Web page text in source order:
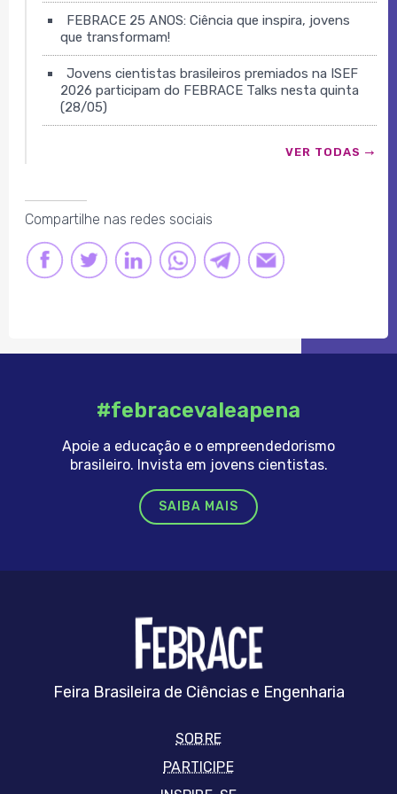
FEBRACE 25 ANOS: Ciência que inspira, jovens
que transformam!
Jovens cientistas brasileiros premiados na ISEF
2026 participam do FEBRACE Talks nesta quinta
(28/05)
VER TODAS
Compartilhe nas redes sociais
FACEBOOK
LINK
TWITTER
LINK
LINKEDIN
LINK
#febracevaleapena
Apoie a educação e o empreendedorismo
brasileiro. Invista em jovens cientistas.
SAIBA MAIS
FEBRRACE
Feira Brasileira de Ciências e Engenharia
SOBRE
PARTICIPE